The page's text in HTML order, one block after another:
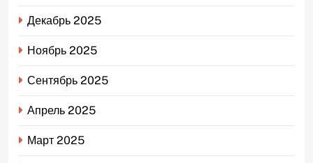
Декабрь 2025
Ноябрь 2025
Сентябрь 2025
Апрель 2025
Март 2025